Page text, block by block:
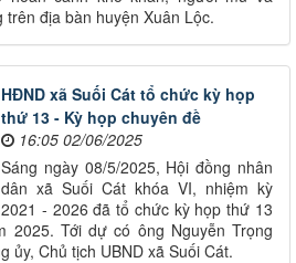
địa bàn huyện Xuân Lộc.
HĐND xã Suối Cát tổ chức kỳ họp
thứ 13 - Kỳ họp chuyên đề
16:05 02/06/2025
Sáng ngày 08/5/2025, Hội đồng nhân
dân xã Suối Cát khóa VI, nhiệm kỳ
2021 - 2026 đã tổ chức kỳ họp thứ 13
2025. Tới dự có ông Nguyễn Trọng
ủy, Chủ tịch UBND xã Suối Cát.